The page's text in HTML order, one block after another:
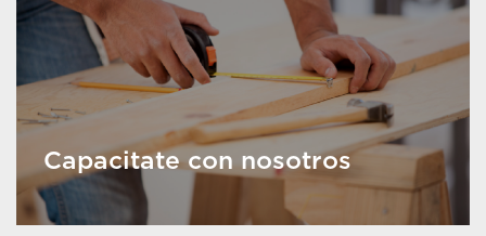
Capacitate con nosotros